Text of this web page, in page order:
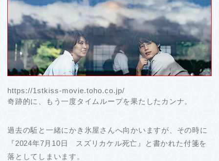
https://1stkiss-movie.toho.co.jp/
奇跡的に、もう一度タイムループを果たしたカンナ。
過去の駈と一緒にかき氷屋さんへ向かいますが、その時に
『2024年7月10日 スズリカケル死亡』と書かれた付箋を
落としてしまいます。